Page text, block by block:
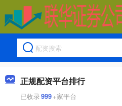
正规配资平台排行
已收录999+家平台